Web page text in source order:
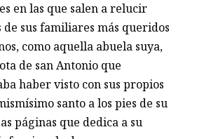
en las que salen a relucir
de sus familiares más queridos
como aquella abuela suya,
de san Antonio que
haber visto con sus propios
santo a los pies de su
páginas que dedica a su